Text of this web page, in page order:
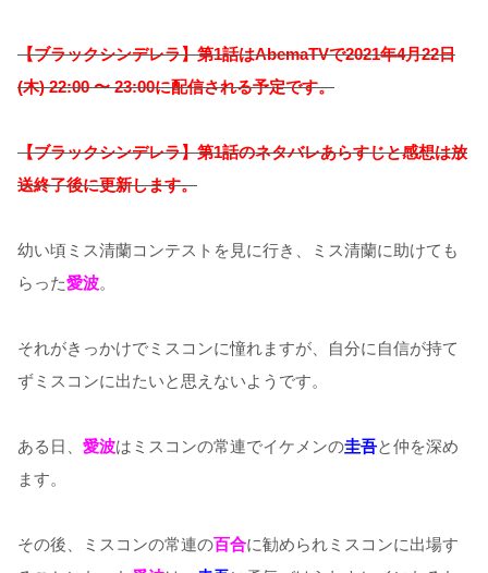
【ブラックシンデレラ】第1話はAbemaTVで2021年4月22日
(木) 22:00 〜 23:00に配信される予定です。
【ブラックシンデレラ】第1話のネタバレあらすじと感想は放
送終了後に更新します。
幼い頃ミス清蘭コンテストを見に行き、ミス清蘭に助けても
らった愛波。
それがきっかけでミスコンに憧れますが、自分に自信が持て
ずミスコンに出たいと思えないようです。
ある日、 愛波はミスコンの常連でイケメンの圭吾と仲を深め
ます。
その後、ミスコンの常連の百合に勧められミスコンに出場す